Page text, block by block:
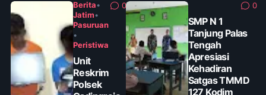
Berita•
Jatim•
Pasuruan
•
Peristiwa
0
Unit
Reskrim
Polsek
0
SMP N 1
Tanjung Palas
Tengah
Apresiasi
Kehadiran
Satgas TMMD
127 Kodim